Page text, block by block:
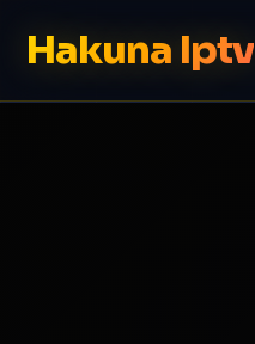
Hakuna Iptv